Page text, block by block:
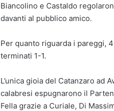
Biancolino e Castaldo
davanti al pubblico amico.
Per quanto riguarda i pareggi,
terminati 1-1.
L’unica gioia del Catanzaro ad
calabresi espugnarono il
Fella grazie a Curiale, Di